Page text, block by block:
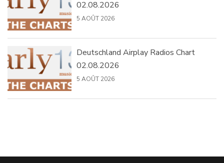
02.08.2026
5 AOÛT 2026
Deutschland Airplay Radios Chart
02.08.2026
5 AOÛT 2026